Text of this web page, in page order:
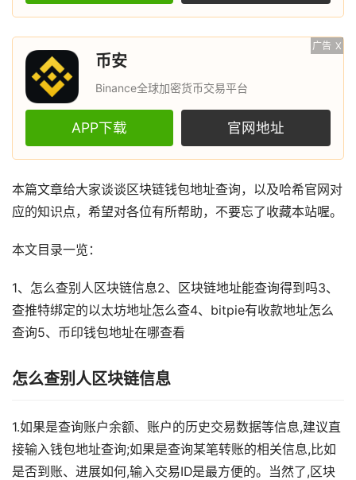
广告 X
币安
Binance全球加密货币交易平台
APP下载 官网地址
本篇文章给大家谈谈区块链钱包地址查询，以及哈希官网对
应的知识点，希望对各位有所帮助，不要忘了收藏本站喔。
本文目录一览：
1、怎么查别人区块链信息2、区块链地址能查询得到吗3、
查推特绑定的以太坊地址怎么查4、bitpie有收款地址怎么
查询5、币印钱包地址在哪查看
怎么查别人区块链信息
1.如果是查询账户余额、账户的历史交易数据等信息,建议直
接输入钱包地址查询;如果是查询某笔转账的相关信息,比如
是否到账、进展如何,输入交易ID是最方便的。当然了,区块